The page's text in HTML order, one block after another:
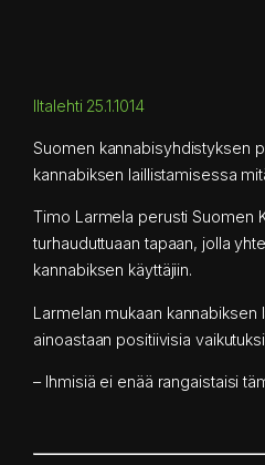
Iltalehti 25.1.1014
Suomen kannabisyhdistyksen
kannabiksen laillistamisessa
Timo Larmela perusti Suomen
turhauduttuaan tapaan, jolla
kannabiksen käyttäjiin.
Larmelan mukaan kannabiksen
ainoastaan positiivisia
– Ihmisiä ei enää rangaistaisi